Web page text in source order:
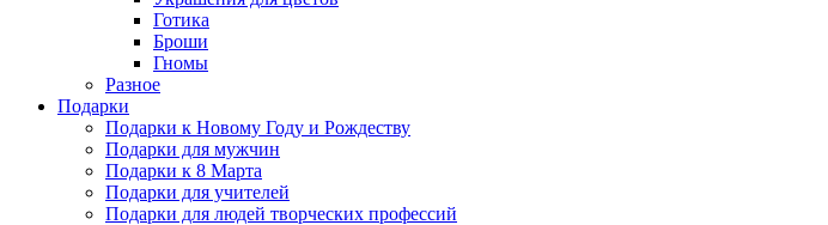
Готика
Броши
Гномы
Разное
Подарки
Подарки к Новому Году и Рождеству
Подарки для мужчин
Подарки к 8 Марта
Подарки для учителей
Подарки для людей творческих профессий